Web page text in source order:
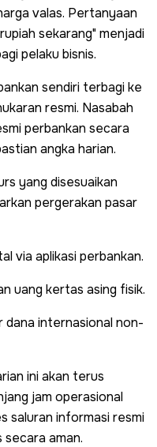
valas. Pertanyaan
sekarang" menjadi
pelaku bisnis.
sendiri terbagi ke
resmi. Nasabah
perbankan secara
angka harian.
yang disesuaikan
pergerakan pasar
via aplikasi perbankan.
uang kertas asing fisik.
internasional non-
ini akan terus
jam operasional
saluran informasi resmi
aman.